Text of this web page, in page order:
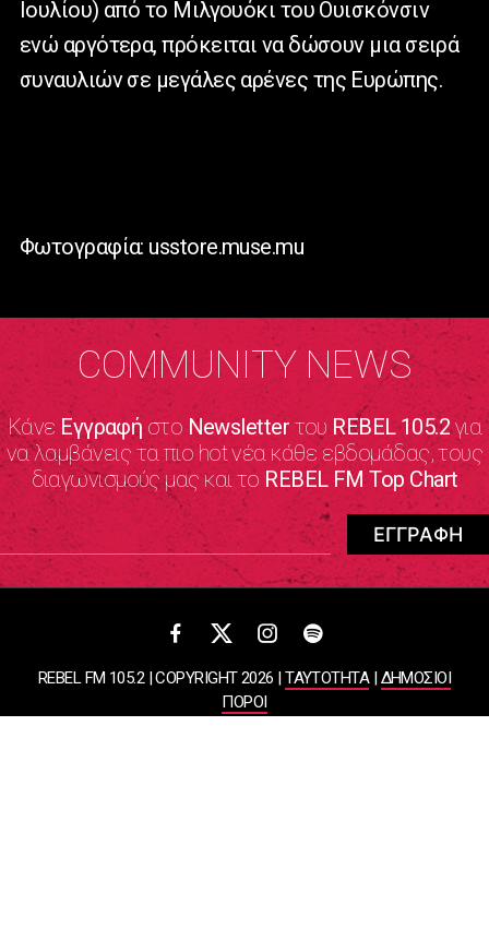
Ιουλίου) από το Μιλγουόκι του Ουισκόνσιν
ενώ αργότερα, πρόκειται να δώσουν μια σειρά
συναυλιών σε μεγάλες αρένες της Ευρώπης.
Φωτογραφία: usstore.muse.mu
COMMUNITY NEWS
Κάνε Εγγραφήστο NewsletterτουREBEL 105.2για
να λαμβάνεις τα πιο hot νέα κάθε εβδομάδας, τους
διαγωνισμούς μας και το REBEL FM Top Chart
REBEL FM 105.2 | COPYRIGHT 2026 |ΤΑΥΤΟΤΗΤΑ| ΔΗΜΟΣΙΟΙ
ΠΟΡΟΙ